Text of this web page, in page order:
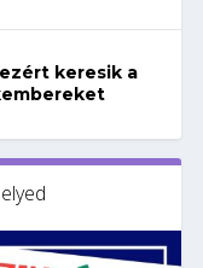
keresik a